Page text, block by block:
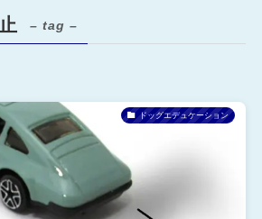
– tag –
ドッグエデュケーション